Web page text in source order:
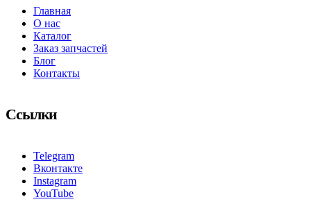
Главная
О нас
Каталог
Заказ запчастей
Блог
Контакты
Ссылки
Telegram
Вконтакте
Instagram
YouTube